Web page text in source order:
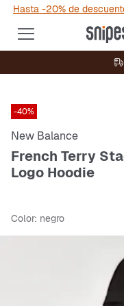
Hasta -20% de
-40%
New Balance
French Terry
Logo Hoodie
Color: negro